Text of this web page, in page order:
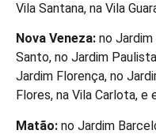
Vila Santana, na Vila
Nova Veneza: no
Santo, no Jardim
Jardim Florença, no
Flores, na Vila Carlota, e
Matão: no Jardim